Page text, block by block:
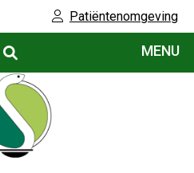
Patiëntenomgeving
MENU